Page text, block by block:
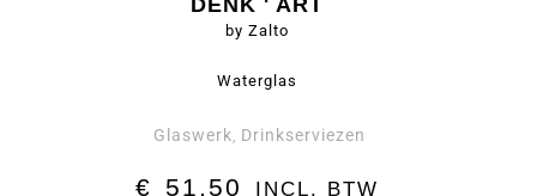
by Zalto
Waterglas
Glaswerk, Drinkserviezen
€ 51,50 INCL. BTW